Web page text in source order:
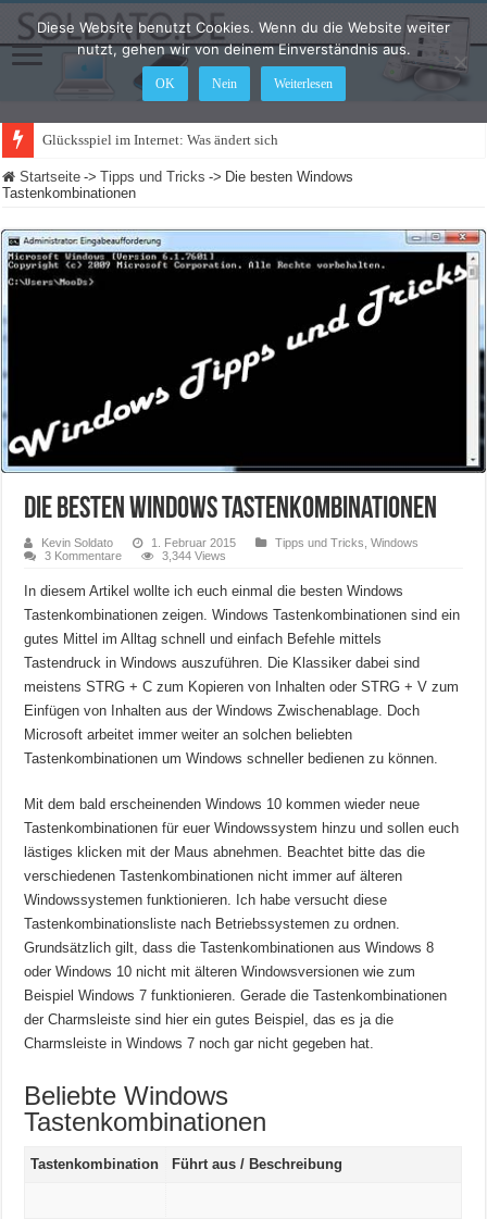
Glücksspiel im Internet: Was ändert sich 2021?
Startseite -> Tipps und Tricks -> Die besten Windows
Tastenkombinationen
Die besten Windows Tastenkombinationen
Kevin Soldato 1. Februar 2015 Tipps und Tricks ,Windows
3 Kommentare
3,344 Views
In diesem Artikel wollte ich euch einmal die besten Windows
Tastenkombinationen zeigen. Windows Tastenkombinationen sind ein
gutes Mittel im Alltag schnell und einfach Befehle mittels
Tastendruck in Windows auszuführen. Die Klassiker dabei sind
meistens STRG + C zum Kopieren von Inhalten oder STRG + V zum
Einfügen von Inhalten aus der Windows Zwischenablage. Doch
Microsoft arbeitet immer weiter an solchen beliebten
Tastenkombinationen um Windows schneller bedienen zu können.
Mit dem bald erscheinenden Windows 10 kommen wieder neue
Tastenkombinationen für euer Windowssystem hinzu und sollen euch
lästiges klicken mit der Maus abnehmen. Beachtet bitte das die
verschiedenen Tastenkombinationen nicht immer auf älteren
Windowssystemen funktionieren. Ich habe versucht diese
Tastenkombinationsliste nach Betriebssystemen zu ordnen.
Grundsätzlich gilt, dass die Tastenkombinationen aus Windows 8
oder Windows 10 nicht mit älteren Windowsversionen wie zum
Beispiel Windows 7 funktionieren. Gerade die Tastenkombinationen
der Charmsleiste sind hier ein gutes Beispiel, das es ja die
Charmsleiste in Windows 7 noch gar nicht gegeben hat.
Beliebte Windows
Tastenkombinationen
Tastenkombination Führt aus / Beschreibung
Diese Website benutzt Cookies. Wenn du die Website weiter
nutzt, gehen wir von deinem Einverständnis aus.
OK Nein Weiterlesen